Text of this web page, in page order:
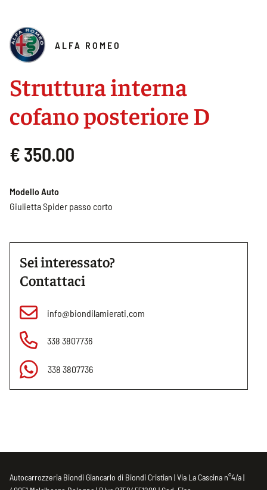
ALFA ROMEO
Struttura interna
cofano posteriore D
€ 350.00
Modello Auto
Giulietta Spider passo corto
Sei interessato?
Contattaci
info@biondilamierati.com
338 3807736
338 3807736
Autocarrozzeria Biondi Giancarlo di Biondi Cristian | Via La Cascina n°4/a |